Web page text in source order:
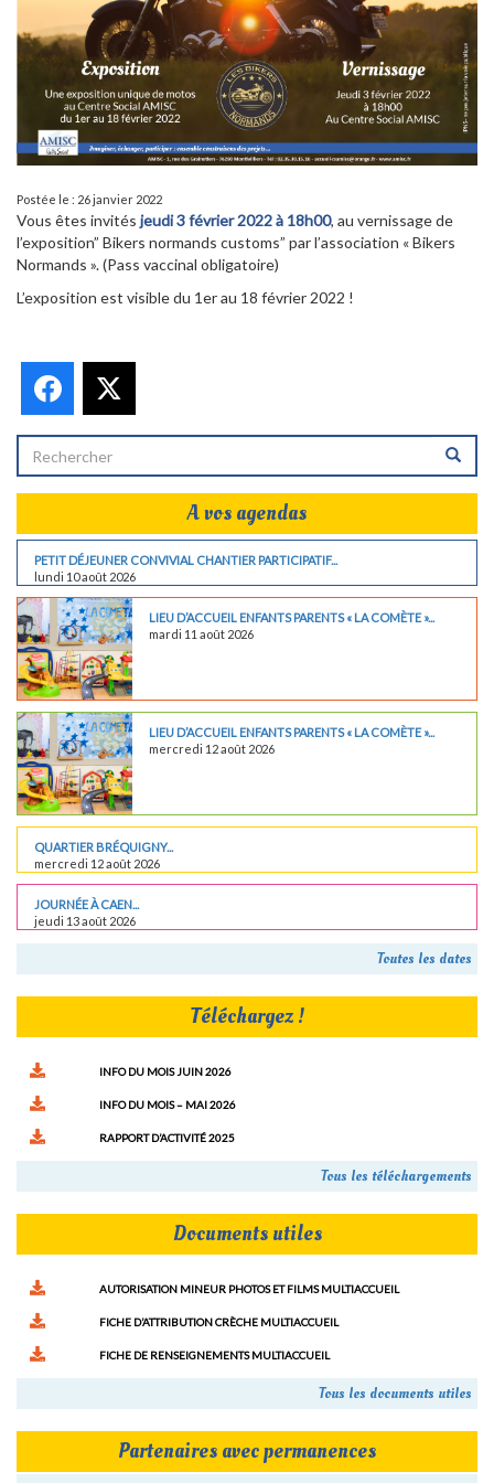
Postée le : 26 janvier 2022
Vous êtes invités jeudi 3 février 2022 à 18h00, au vernissage de
l’exposition” Bikers normands customs” par l’association « Bikers
Normands ». (Pass vaccinal obligatoire)
L’exposition est visible du 1er au 18 février 2022 !
Facebook
A vos agendas
PETIT DÉJEUNER CONVIVIAL CHANTIER PARTICIPATIF...
lundi 10 août 2026
LIEU D’ACCUEIL ENFANTS PARENTS « LA COMÈTE »...
mardi 11 août 2026
LIEU D’ACCUEIL ENFANTS PARENTS « LA COMÈTE »...
mercredi 12 août 2026
QUARTIER BRÉQUIGNY...
mercredi 12 août 2026
JOURNÉE À CAEN...
jeudi 13 août 2026
Toutes les dates
Téléchargez !
INFO DU MOIS JUIN 2026
INFO DU MOIS – MAI 2026
RAPPORT D’ACTIVITÉ 2025
Tous les téléchargements
Documents utiles
AUTORISATION MINEUR PHOTOS ET FILMS MULTIACCUEIL
FICHE D’ATTRIBUTION CRÈCHE MULTIACCUEIL
FICHE DE RENSEIGNEMENTS MULTIACCUEIL
Tous les documents utiles
Partenaires avec permanences